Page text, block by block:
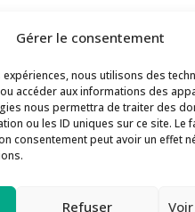
Gérer le consentement
nous utilisons des
accéder aux informations des
nous permettra de traiter des
ou les ID uniques sur ce site. Le
consentement peut avoir un effet
Refuser